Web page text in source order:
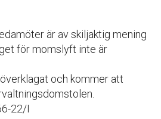
är av skiljaktig mening
för momslyft inte är
och kommer att
22/I